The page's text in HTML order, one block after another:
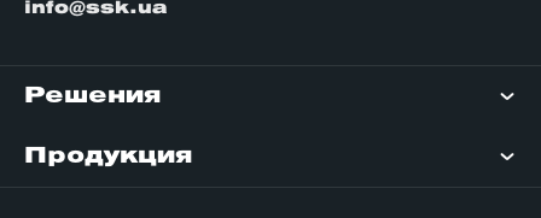
info@ssk.ua
Решения
Продукция